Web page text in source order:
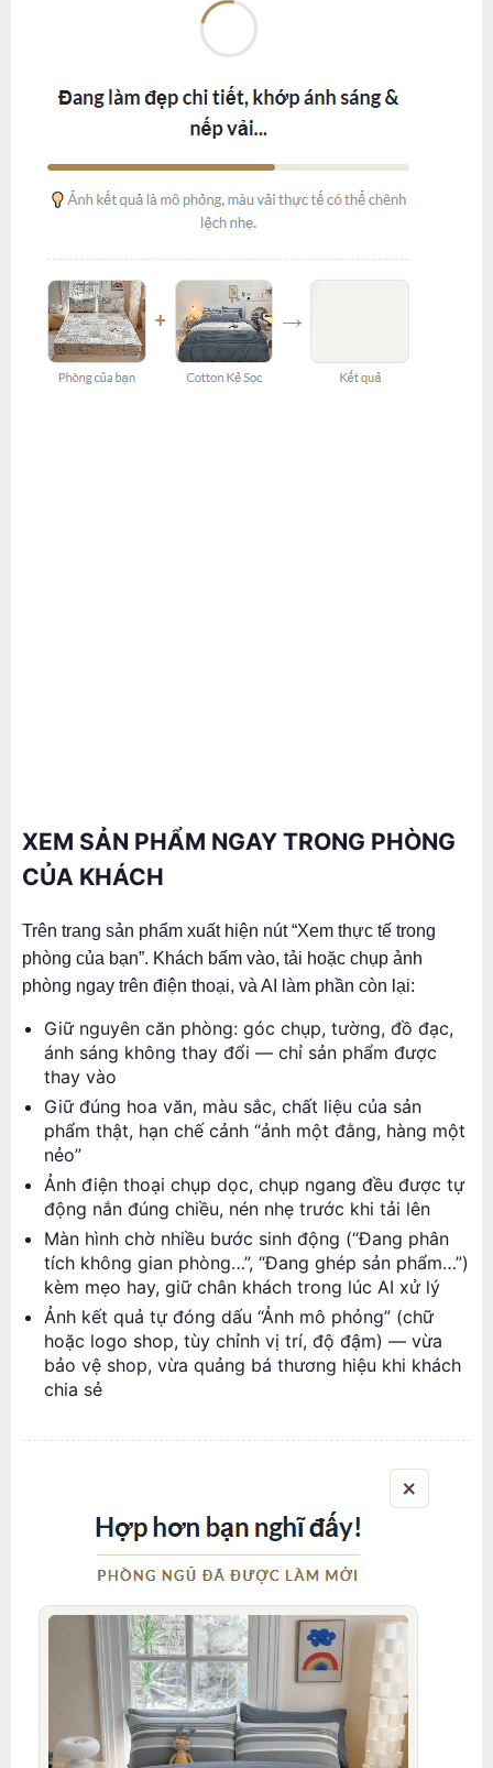
XEM SẢN PHẨM NGAY TRONG PHÒNG
CỦA KHÁCH
Trên trang sản phẩm xuất hiện nút “Xem thực tế trong
phòng của bạn”. Khách bấm vào, tải hoặc chụp ảnh
phòng ngay trên điện thoại, và AI làm phần còn lại:
Giữ nguyên căn phòng: góc chụp, tường, đồ đạc,
ánh sáng không thay đổi — chỉ sản phẩm được
thay vào
Giữ đúng hoa văn, màu sắc, chất liệu của sản
phẩm thật, hạn chế cảnh “ảnh một đằng, hàng một
nẻo”
Ảnh điện thoại chụp dọc, chụp ngang đều được tự
động nắn đúng chiều, nén nhẹ trước khi tải lên
Màn hình chờ nhiều bước sinh động (“Đang phân
tích không gian phòng…”, “Đang ghép sản phẩm…”)
kèm mẹo hay, giữ chân khách trong lúc AI xử lý
Ảnh kết quả tự đóng dấu “Ảnh mô phỏng” (chữ
hoặc logo shop, tùy chỉnh vị trí, độ đậm) — vừa
bảo vệ shop, vừa quảng bá thương hiệu khi khách
chia sẻ